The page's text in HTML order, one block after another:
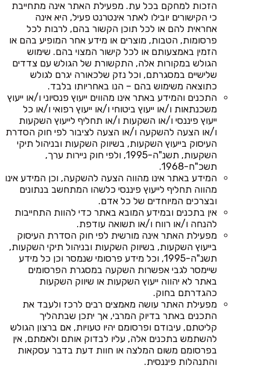
הזכות למחקם בכל עת. מפעילת האתר אינה מתחייבת
כי הקישורים יובילו לאתר אינטרנט פעיל, היא אינה
אחראית להם או לכל תוכן הקשור בהם, לרבות לכל
פרסומות, הטבות, מוצרים או מידע אחר המופיע בהם או
הזמין באמצעותם או לכל קישור המצוי בהם. שימוש
הגולש במקורות אלה, התקשורת של הגולש עם צדדים
שלישיים במסגרתם, וכל נזק שלכאורה יגרם לגולש
כתוצאה משימוש בהם – הנו באחריותו בלבד.
התכנים והמידע באתר אינו מהווים ייעוץ פנסיוני ו/או ייעוץ
משכנתאות ו/או ייעוץ ביטוחי ו/או ייעוץ רפואי ו/או כל
ייעוץ פיננסי ו/או השקעות ו/או תחליף לייעוץ השקעות
ו/או הצעה להשקעה ו/או הצעה לציבור לפי חוק הסדרת
העיסוק בייעוץ השקעות, בשיווק השקעות ובניהול תיקי
השקעות, תשנ"ה-1995, ולפי חוק ניירות ערך,
תשכ"ח-1968.
המידע באתר אינו מהווה הצעה להשקעה, וכן המידע אינו
מהווה תחליף לייעוץ פיננסי כלשהו המתחשב בנתונים
ובצרכים המיוחדים של כל אדם.
אין בתכנים ובמידע המובא באתר כדי להוות התחייבות
להנחה ו/או רווח ו/או תשואה עודפת.
מפעילת האתר אינה מורשית לפי חוק הסדרת העיסוק
בייעוץ השקעות, בשיווק השקעות ובניהול תיקי השקעות,
תשנ"ה-1995, וכל מידע פרסומי שנמסר וכן כל מידע
שיימסר לגבי אפשרות השקעה במסגרת הפרסומים
באתר לא יהווה ייעוץ השקעות או שיווק השקעות
כהגדרתם בחוק.
מפעילת האתר עושה מאמצים רבים לרכז ולעבד את
התכנים באתר בדיוק המרבי, אך יתכן שבתהליך
קליטתם, עיבודם ופרסומם יהיו טעויות, אם ברצון הגולש
להשתמש בתכנים אלה, עליו לבדוק אותם ולאמתם, אין
בפרסומם משום המלצה או חוות דעת בדבר עסקאות
והתנהלות פיננסית.